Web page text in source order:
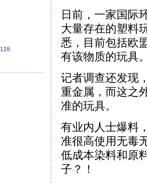
日前，一家国际
大量存在的塑料
悉，目前包括欧
有该物质的玩具
记者调查还发现
重金属，而这之
准的玩具。
有业内人士爆料
准很高使用无毒
低成本染料和原
子？！